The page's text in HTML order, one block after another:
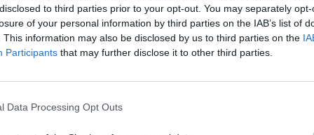
to third parties prior to your opt-out. You may separately
of your personal information by third parties on the IAB’s list of
This information may also be disclosed by us to third parties on the
Participants that may further disclose it to other third parties.
Data Processing Opt Outs
μεταξύ άλλων, οι μαθητές δημιούργησαν και
πόλης το δικό τους μήνυμα για την Παγκόσμια Ημέρα της
“Κήπου της Λυσούς”, ενημερώθηκαν για την ύψιστη
παγκόσμιας τράπεζας του μυελού των οστών. Τέλος,
για τις περιόδους των δικτατορικών καθεστώτων
της δημοκρατίας στις δύο χώρες 50 χρόνια
υπεράσπισης της δημοκρατίας.